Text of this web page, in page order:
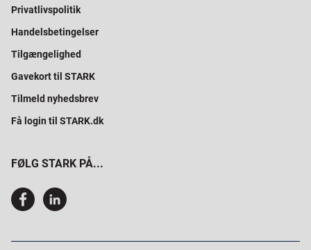
Privatlivspolitik
Handelsbetingelser
Tilgængelighed
Gavekort til STARK
Tilmeld nyhedsbrev
Få login til STARK.dk
FØLG STARK PÅ...